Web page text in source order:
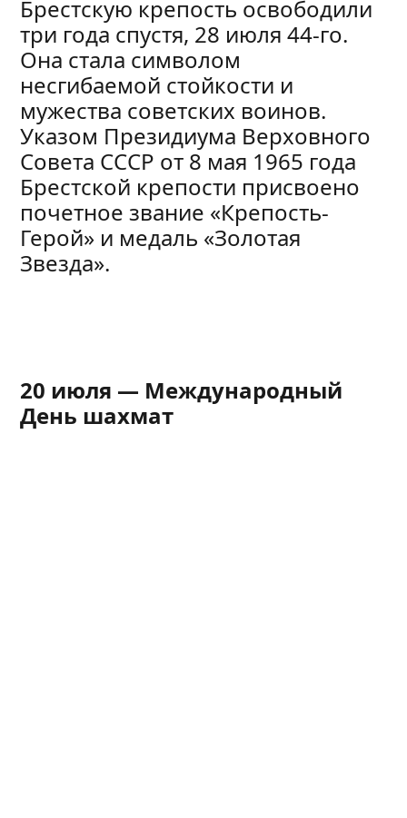
Брестскую крепость освободили
три года спустя, 28 июля 44-го.
Она стала символом
несгибаемой стойкости и
мужества советских воинов.
Указом Президиума Верховного
Совета СССР от 8 мая 1965 года
Брестской крепости присвоено
почетное звание «Крепость-
Герой» и медаль «Золотая
Звезда».
20 июля — Международный
День шахмат